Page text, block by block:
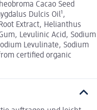
Cacao Seed
Dulcis Oil¹,
Extract, Helianthus
Levulinic Acid, Sodium
Levulinate, Sodium
certified organic